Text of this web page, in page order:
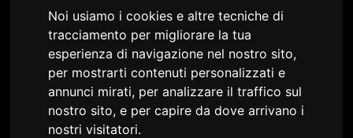
Noi usiamo i cookies e altre tecniche di
tracciamento per migliorare la tua
esperienza di navigazione nel nostro sito,
per mostrarti contenuti personalizzati e
annunci mirati, per analizzare il traffico sul
nostro sito, e per capire da dove arrivano i
nostri visitatori.
di formazione di alta qualità sulla piattaforma
Medicalfree che potrà anche contenere
sponsorizzazioni di vario tipo per garantire il
funzionamento della piattaforma stessa e la
gratuità per gli iscritti.
Il servizio di Medicalfree è offerto a tutti gli iscritti
dell’associazione. Le presenti Condizioni di utilizzo